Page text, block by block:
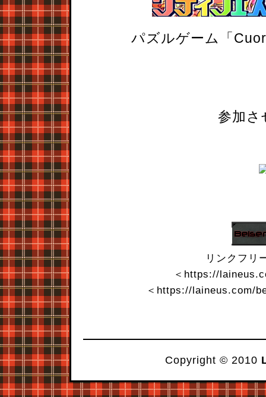
パズルゲーム「
参加さ
リンクフリ
＜https://
＜https://laineus.com/
Copyright © 2010